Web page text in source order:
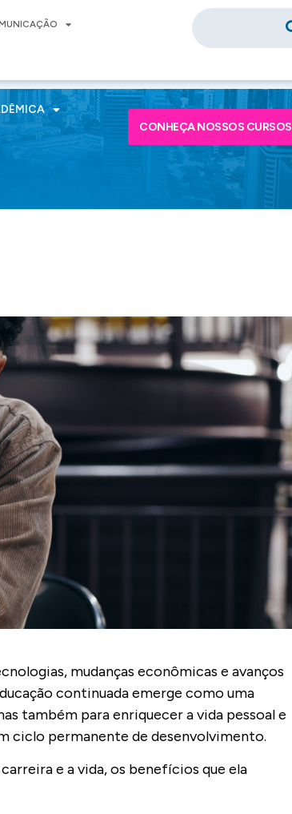
CONHEÇA NOSSOS CURSOS
mudanças econômicas e avanços
continuada emerge como uma
também para enriquecer a vida pessoal e
ciclo permanente de desenvolvimento.
e a vida, os benefícios que ela